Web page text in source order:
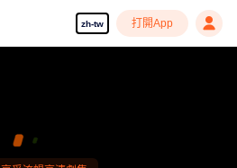
zh-tw 打開App